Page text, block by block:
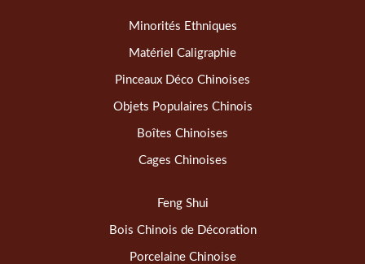
Minorités Ethniques
Matériel Caligraphie
Pinceaux Déco Chinoises
Objets Populaires Chinois
Boîtes Chinoises
Cages Chinoises
Feng Shui
Bois Chinois de Décoration
Porcelaine Chinoise